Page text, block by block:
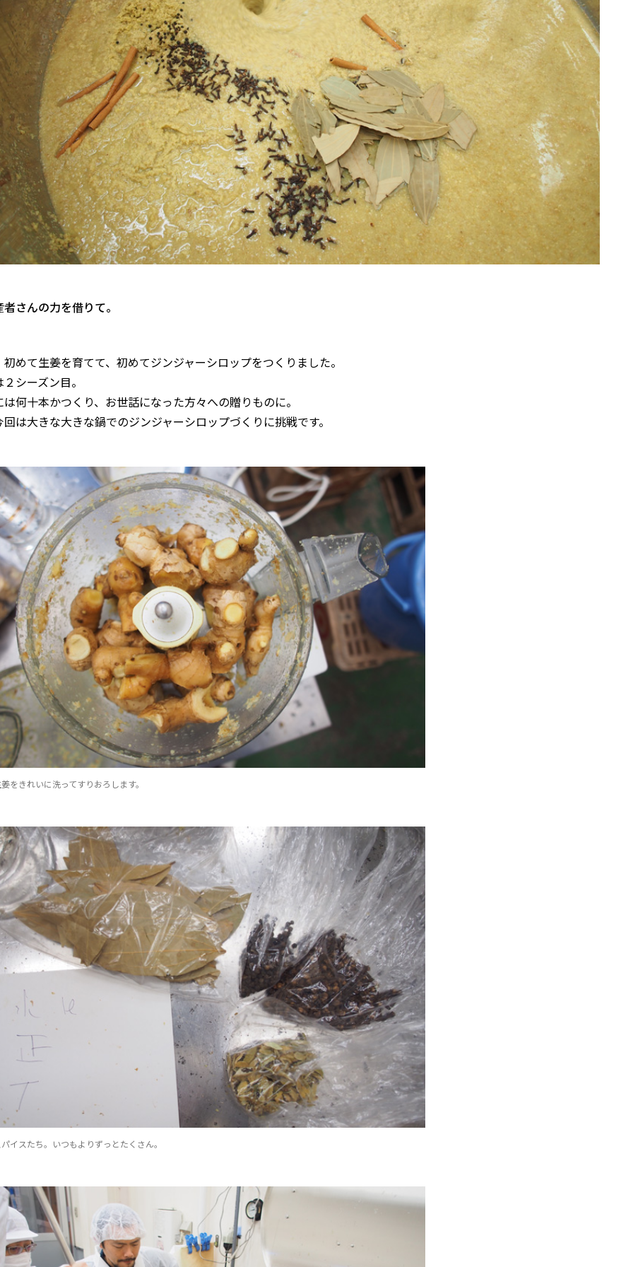
さんの力を借りて。
めて生姜を育てて、初めてジンジャーシロップをつくりました。
シーズン目。
何十本かつくり、お世話になった方々への贈りものに。
は大きな大きな鍋でのジンジャーシロップづくりに挑戦です。
をきれいに洗ってすりおろします。
イスたち。いつもよりずっとたくさん。